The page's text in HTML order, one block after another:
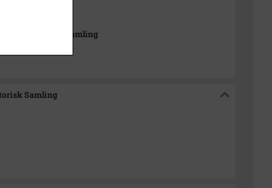
Idrætshistorisk Samling
Samling